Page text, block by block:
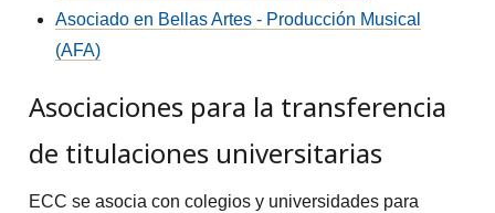
Asociado en Bellas Artes - Producción Musical
(AFA)
Asociaciones para la transferencia
de titulaciones universitarias
ECC se asocia con colegios y universidades para